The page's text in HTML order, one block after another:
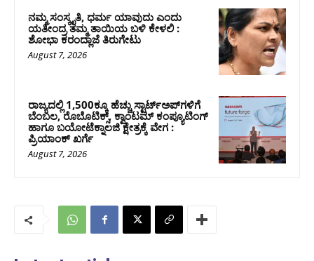
ನಮ್ಮ ಸಂಸ್ಕೃತಿ, ಧರ್ಮ ಯಾವುದು ಎಂದು
ಯತೀಂದ್ರ ತಮ್ಮ ತಾಯಿಯ ಬಳಿ ಕೇಳಲಿ :
ಶೋಭಾ ಕರಂದ್ಲಾಜೆ ತಿರುಗೇಟು
August 7, 2026
ರಾಜ್ಯದಲ್ಲಿ 1,500ಕ್ಕೂ ಹೆಚ್ಚು ಸ್ಟಾರ್ಟ್‌ಅಪ್‌ಗಳಿಗೆ
ಬೆಂಬಲ, ರೊಬೊಟಿಕ್ಸ್, ಕ್ವಾಂಟಮ್ ಕಂಪ್ಯೂಟಿಂಗ್
ಹಾಗೂ ಬಯೋಟೆಕ್ನಾಲಜಿ ಕ್ಷೇತ್ರಕ್ಕೆ ವೇಗ :
ಪ್ರಿಯಾಂಕ್‌ ಖರ್ಗೆ
August 7, 2026